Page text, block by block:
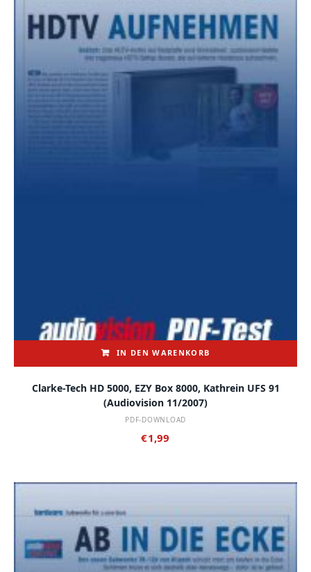
IN DEN WARENKORB
Clarke-Tech HD 5000, EZY Box 8000, Kathrein UFS 91
(audiovision 11/2007)
PDF-DOWNLOAD
€1,99